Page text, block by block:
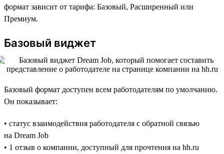
формат зависит от тарифа: Базовый, Расширенный или
Премиум.
Базовый виджет
Базовый формат доступен всем работодателям по умолчанию.
Он показывает:
• статус взаимодействия работодателя с обратной связью
на Dream Job
• 1 отзыв о компании, доступный для прочтения на hh.ru